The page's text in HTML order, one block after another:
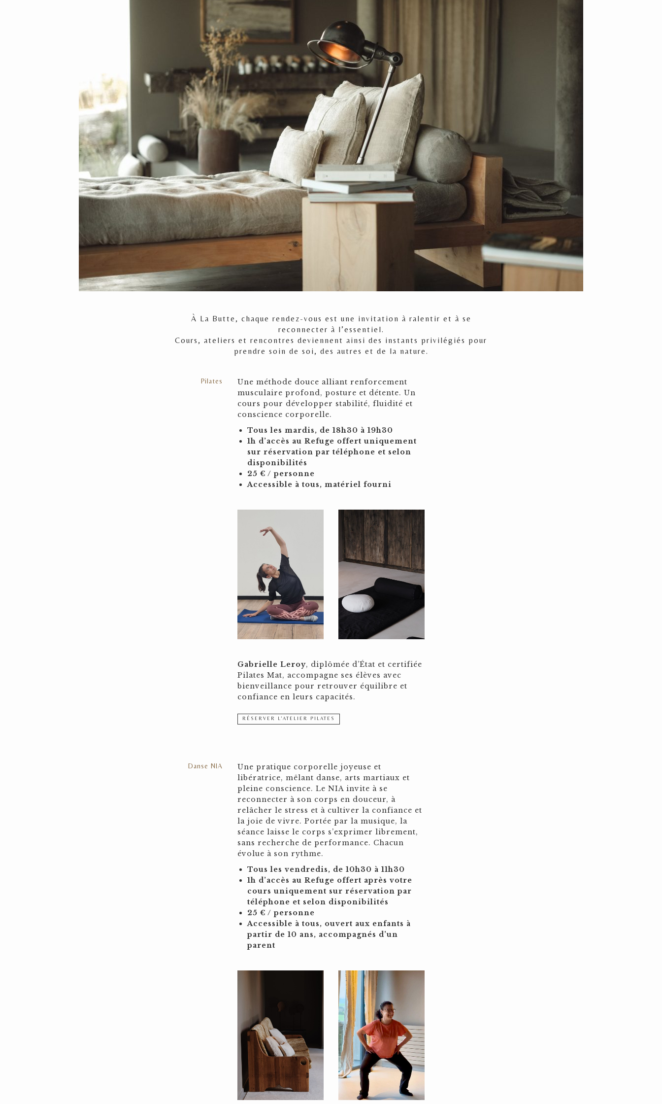
À La Butte, chaque rendez-vous est une invitation à ralentir et à se
reconnecter à l’essentiel.
Cours, ateliers et rencontres deviennent ainsi des instants privilégiés pour
prendre soin de soi, des autres et de la nature.
Pilates
Une méthode douce alliant renforcement
musculaire profond, posture et détente. Un
cours pour développer stabilité, fluidité et
conscience corporelle.
Tous les mardis, de 18h30 à 19h30
1h d’accès au Refuge offert uniquement
sur réservation par téléphone et selon
disponibilités
25 € / personne
Accessible à tous, matériel fourni
Gabrielle Leroy, diplômée d’État et certifiée
Pilates Mat, accompagne ses élèves avec
bienveillance pour retrouver équilibre et
confiance en leurs capacités.
RÉSERVER L’ATELIER PILATES
Danse NIA
Une pratique corporelle joyeuse et
libératrice, mêlant danse, arts martiaux et
pleine conscience. Le NIA invite à se
reconnecter à son corps en douceur, à
relâcher le stress et à cultiver la confiance et
la joie de vivre. Portée par la musique, la
séance laisse le corps s’exprimer librement,
sans recherche de performance. Chacun
évolue à son rythme.
Tous les vendredis, de 10h30 à 11h30
1h d’accès au Refuge offert après votre
cours uniquement sur réservation par
téléphone et selon disponibilités
25 € / personne
Accessible à tous, ouvert aux enfants à
partir de 10 ans, accompagnés d’un
parent